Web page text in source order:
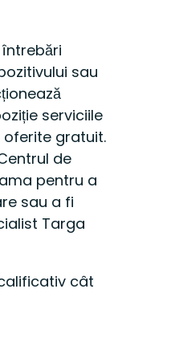
sau
serviciile
oferite gratuit.
de
pentru a
sau a fi
Targa
cât